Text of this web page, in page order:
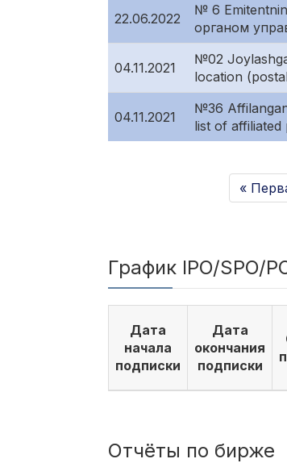
22.06.2022
№ 6
органом
04.11.2021
№02
location
04.11.2021
№36
list of affiliated
«
График IPO/SPO/
Дата
начала
подписки
Дата
окончания
подписки
Отчёты по бирже